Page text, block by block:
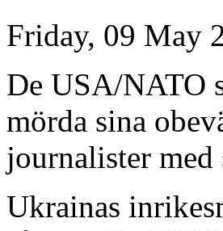
Friday, 09 May
De USA/NATO
mörda sina
journalister
Ukrainas